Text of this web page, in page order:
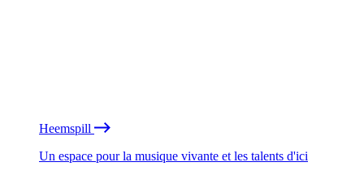
Heemspill
Un espace pour la musique vivante et les talents d'ici